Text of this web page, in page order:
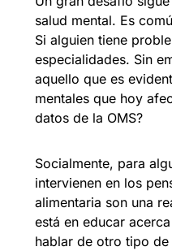
salud mental. Es
Si alguien tiene
especialidades. Sin
aquello que es
mentales que hoy
datos de la OMS?
Socialmente, para
intervienen en los
alimentaria son una
está en educar
hablar de otro tipo